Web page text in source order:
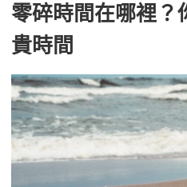
零碎時間在哪裡？
貴時間